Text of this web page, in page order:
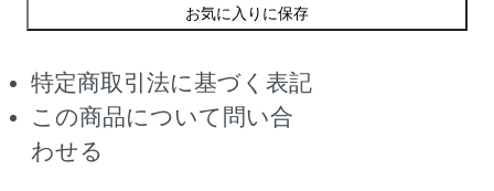
お気に入りに保存
特定商取引法に基づく表記
この商品について問い合
わせる